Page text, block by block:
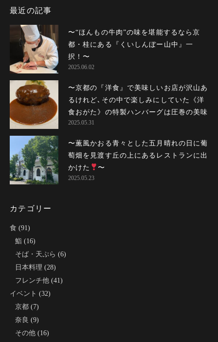
最近の記事
〜“ほんもの牛肉”の味を堪能するなら京
都・桂にある『くいしんぼー山中』一
択！〜
2025.06.02
〜京都の『洋食』で美味しいお店が沢山あ
るけれど､その中で楽しみにしていた《洋
食おがた》の特製ハンバーグは圧巻の美味
しさだった
2025.05.31
〜薫風かおる青々とした五月晴れの日に葡
萄畑を見渡す丘の上にあるレストランに出
かけた
〜
2025.05.23
カテゴリー
食 (91)
鮨(16)
そば・天ぷら (6)
日本料理 (28)
フレンチ他(41)
イベント (32)
京都(7)
奈良 (9)
その他(16)